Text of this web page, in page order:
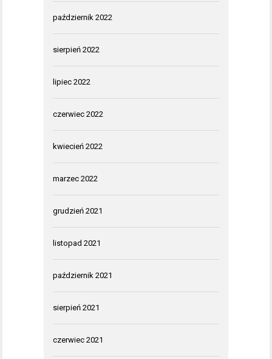
październik 2022
sierpień 2022
lipiec 2022
czerwiec 2022
kwiecień 2022
marzec 2022
grudzień 2021
listopad 2021
październik 2021
sierpień 2021
czerwiec 2021